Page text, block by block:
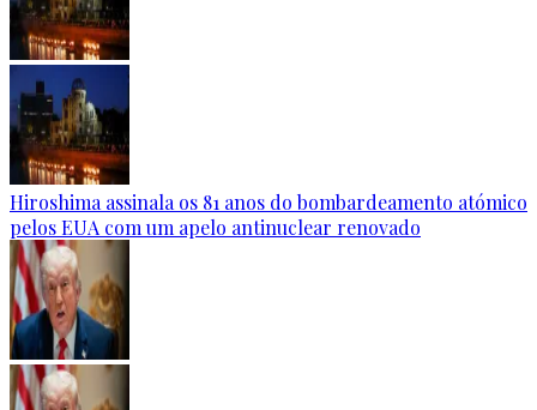
Hiroshima assinala os 81 anos do bombardeamento atómico
pelos EUA com um apelo antinuclear renovado